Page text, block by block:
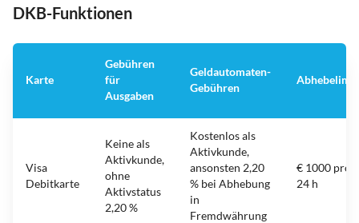
DKB-Funktionen
Karte
Gebühren
für
Ausgaben
Geldautomaten-
Gebühren
Abhebelimit
Visa
Debitkarte
Keine als
Aktivkunde,
ohne
Aktivstatus
2,20 %
Kostenlos als
Aktivkunde,
ansonsten 2,20
% bei Abhebung
in
Fremdwährung
€ 1000 pro
24 h